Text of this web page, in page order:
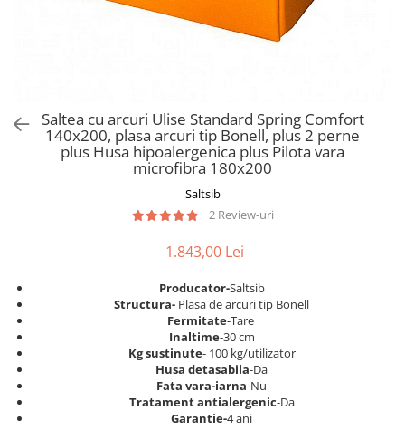
Saltele Pocket
Saltele Memory Pocket
Saltele cu plasa arcuri
Saltele cu spuma poliuretanica
Saltele 140x200
Saltele 160x200
Saltele 180x200
Top saltele
Top saltele 5 cm
Scaune pentru living
Seturi comode living si vitrine
Etajere Birou
Dulap birou
Birouri
Scaune pentru birou
Scaune pentru vizitatori
Scaune manager
Scaune birou copii
Scaune resigilate
Scaune terasa si outdoor
Saltea cu arcuri Ulise Standard Spring Comfort
140x200, plasa arcuri tip Bonell, plus 2 perne
plus Husa hipoalergenica plus Pilota vara
microfibra 180x200
Saltsib
2 Review-uri
1.843,00 Lei
Producator-Saltsib
Structura- Plasa de arcuri tip Bonell
Fermitate-Tare
Inaltime-30 cm
Kg sustinute- 100 kg/utilizator
Husa detasabila-Da
Fata vara-iarna-Nu
Tratament antialergenic-Da
Garantie-4 ani